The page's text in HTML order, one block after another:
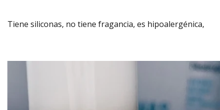
Tiene siliconas, no tiene fragancia, es hipoalergénica,